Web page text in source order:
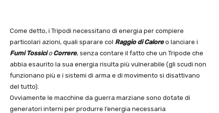
Come detto, i Tripodi necessitano di energia per compiere
particolari azioni, quali sparare col Raggio di Caloreo lanciare i
Fumi Tossicio Correre, senza contare il fatto che un Tripode che
abbia esaurito la sua energia risulta più vulnerabile (gli scudi non
funzionano più e i sistemi di arma e di movimento si disattivano
del tutto).
Ovviamente le macchine da guerra marziane sono dotate di
generatori interni per produrre l’energia necessaria